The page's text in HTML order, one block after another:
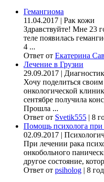
Гемангиома
11.04.2017 | Рак кожи
Здравствуйте! Мне 23
теле появилась
4 ...
Ответ от Екатерина
Лечение в Грузии
29.09.2017 |
Хочу поделиться
онкологической
сентябре получила
Прошла ...
Ответ от Svetik555 | 8
Помощь психолога при
02.09.2017 |
При лечении рака
онкобольного
другое состояние,
Ответ от psiholog | 8